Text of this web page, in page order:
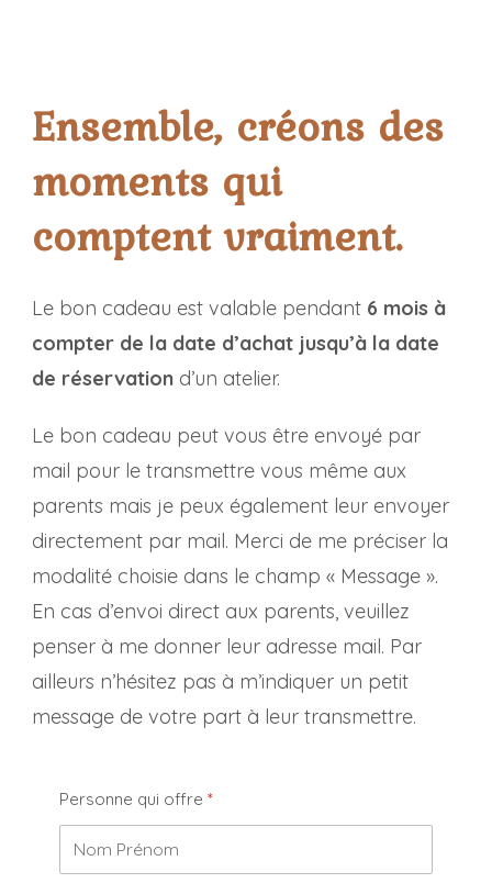
Ensemble, créons des
moments qui
comptent vraiment.
Le bon cadeau est valable pendant 6 mois à
compter de la date d’achat jusqu’à la date
de réservation d’un atelier.
Le bon cadeau peut vous être envoyé par
mail pour le transmettre vous même aux
parents mais je peux également leur envoyer
directement par mail. Merci de me préciser la
modalité choisie dans le champ « Message ».
En cas d’envoi direct aux parents, veuillez
penser à me donner leur adresse mail. Par
ailleurs n’hésitez pas à m’indiquer un petit
message de votre part à leur transmettre.
Personne qui offre